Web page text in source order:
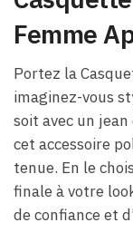
Femme
Portez la
imaginez-vous
soit avec un
cet accessoire
tenue. En le
finale à votre
de confiance et